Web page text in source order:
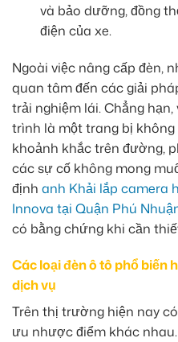
và bảo dưỡng, đồng
điện của xe.
Ngoài việc nâng cấp đèn,
quan tâm đến các giải
trải nghiệm lái. Chẳng
trình là một trang bị không
khoảnh khắc trên đường,
các sự cố không mong
định anh Khải lắp camera
Innova tại Quận Phú
có bằng chứng khi cần
Các loại đèn ô tô phổ biến
dịch vụ
Trên thị trường hiện nay
ưu nhược điểm khác